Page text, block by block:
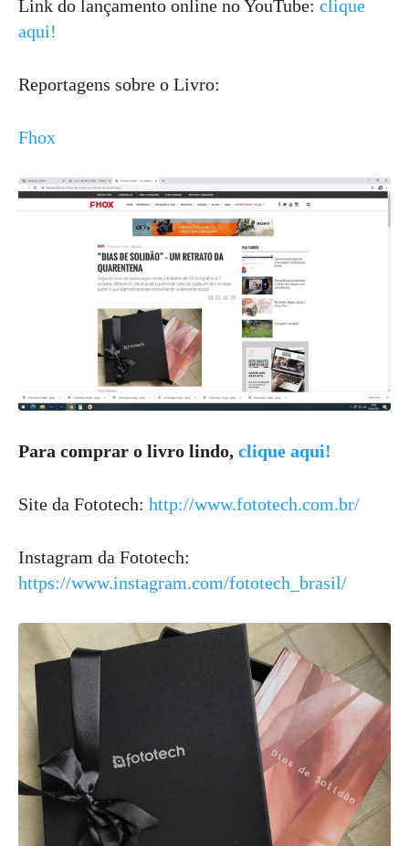
Link do lançamento online no YouTube: clique
aqui!
Reportagens sobre o Livro:
Fhox
Para comprar o livro lindo, clique aqui!
Site da Fototech: http://www.fototech.com.br/
Instagram da Fototech:
https://www.instagram.com/fototech_brasil/